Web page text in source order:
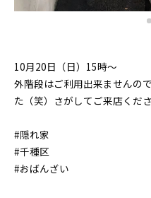
10月20日（日）15時〜
外階段はご利用出来ませんの
た（笑）さがしてご来店くだ
#隠れ家
#千種区
#おばんざい